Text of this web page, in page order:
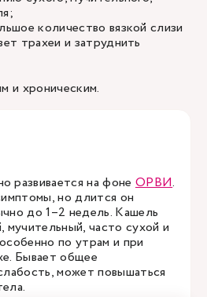
количество вязкой слизи
трахеи и затруднить
и хроническим.
развивается на фонеОРВИ.
но длится он
до 1–2 недель. Кашель
мучительный, часто сухой и
по утрам и при
Бывает общее
может повышаться